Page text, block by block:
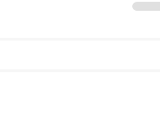
ンを開けば、無数の情
、ユーザーは一瞬で「自